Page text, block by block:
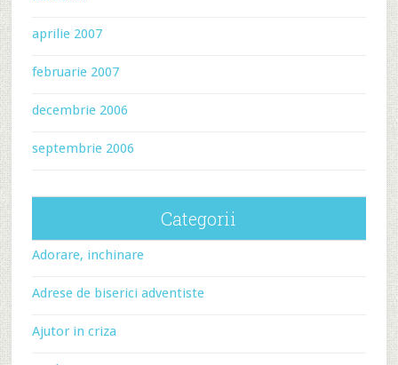
aprilie 2007
februarie 2007
decembrie 2006
septembrie 2006
Categorii
Adorare, inchinare
Adrese de biserici adventiste
Ajutor in criza